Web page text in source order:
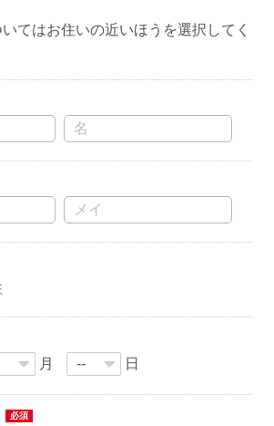
てはお住いの近いほうを選択してく
月 日
必須